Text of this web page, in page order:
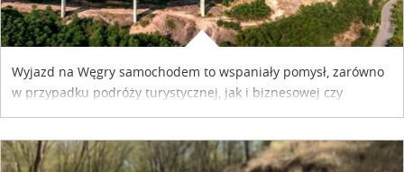
Wyjazd na Węgry samochodem to wspaniały pomysł, zarówno
w przypadku podróży turystycznej, jak i biznesowej czy
służbowej. Pamiętać tylko trzeba o wykupieniu winiety, co
współpracy reklamowej z Hungary Vignette.